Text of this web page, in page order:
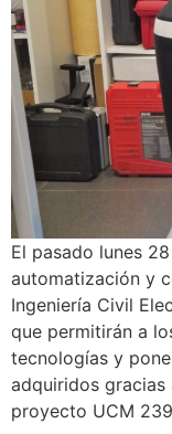
El pasado lunes
automatización y
Ingeniería Civil
que permitirán a
tecnologías y
adquiridos
proyecto UCM